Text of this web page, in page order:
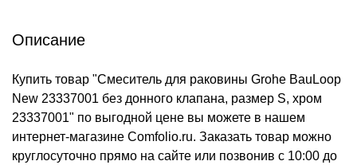
Описание
Купить товар "Смеситель для раковины Grohe BauLoop
New 23337001 без донного клапана, размер S, хром
23337001" по выгодной цене вы можете в нашем
интернет-магазине Comfolio.ru. Заказать товар можно
круглосуточно прямо на сайте или позвонив с 10:00 до